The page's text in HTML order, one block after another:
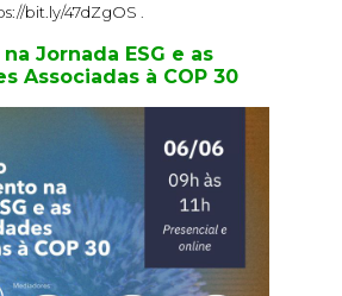
bit.ly/47dZgOS
Jornada ESG e as
Associadas à COP 30